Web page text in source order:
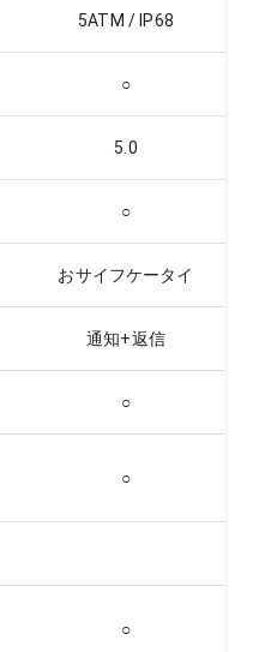
5ATM / IP68
○
5.0
○
おサイフケータイ
通知+返信
○
○
○